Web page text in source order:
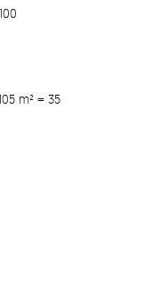
m² = 35